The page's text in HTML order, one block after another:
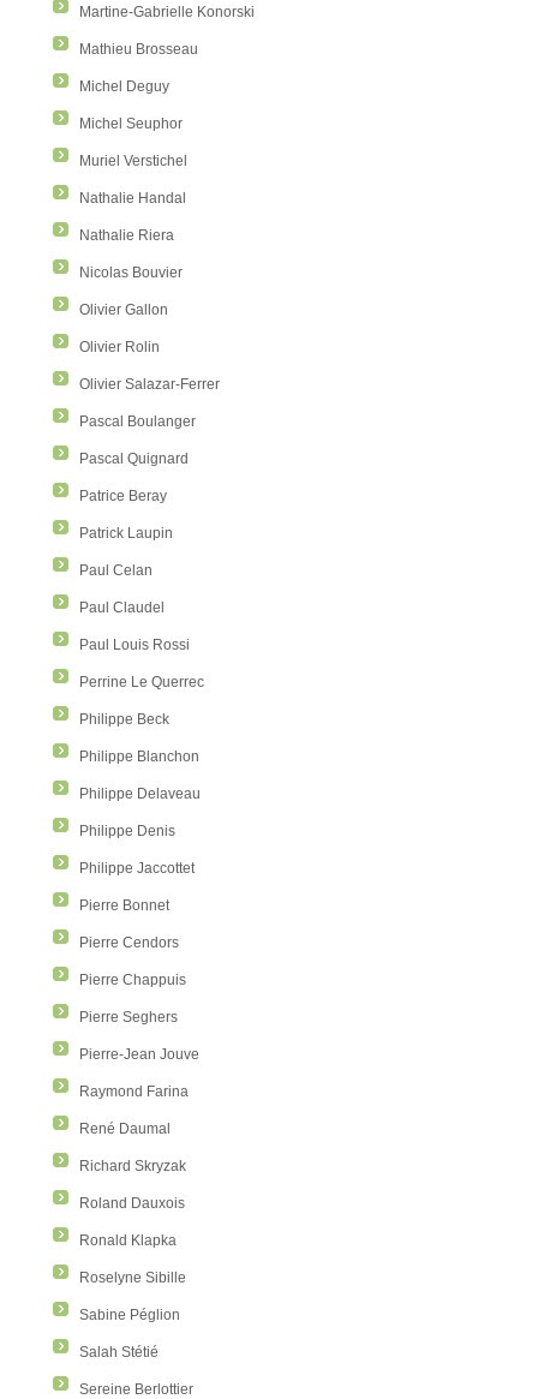
Martine-Gabrielle Konorski
Mathieu Brosseau
Michel Deguy
Michel Seuphor
Muriel Verstichel
Nathalie Handal
Nathalie Riera
Nicolas Bouvier
Olivier Gallon
Olivier Rolin
Olivier Salazar-Ferrer
Pascal Boulanger
Pascal Quignard
Patrice Beray
Patrick Laupin
Paul Celan
Paul Claudel
Paul Louis Rossi
Perrine Le Querrec
Philippe Beck
Philippe Blanchon
Philippe Delaveau
Philippe Denis
Philippe Jaccottet
Pierre Bonnet
Pierre Cendors
Pierre Chappuis
Pierre Seghers
Pierre-Jean Jouve
Raymond Farina
René Daumal
Richard Skryzak
Roland Dauxois
Ronald Klapka
Roselyne Sibille
Sabine Péglion
Salah Stétié
Sereine Berlottier